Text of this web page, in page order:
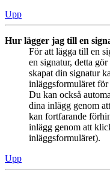
Upp
Hur lägger jag till en
För att lägga till en
en signatur, detta
skapat din signatur
inläggsformuläret
Du kan också
dina inlägg genom
kan fortfarande
inlägg genom att
inläggsformuläret).
Upp